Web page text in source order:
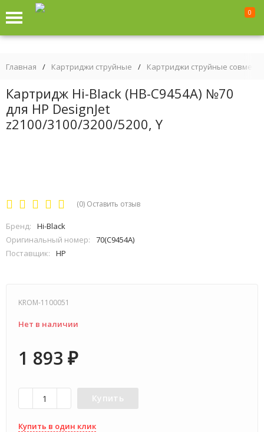
0
Главная / Картриджи струйные / Картриджи струйные
Картридж Hi-Black (HB-C9454A) №70
для HP DesignJet
z2100/3100/3200/5200, Y
(0) Оставить отзыв
Бренд:
Hi-Black
Оригинальный номер:
70(C9454A)
Поставщик:
HP
KROM-1100051
Нет в наличии
1 893 ₽
Купить
Купить в один клик